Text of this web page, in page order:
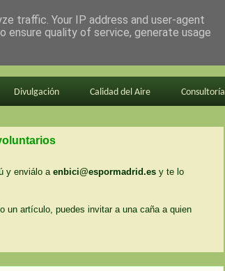
Divulgación Calidad del Aire Consultoría
y enviálo a enbici@espormadrid.es y te lo
un artículo, puedes invitar a una caña a quien
traffic. Your IP address and user-agent
ensure quality of service, generate usage